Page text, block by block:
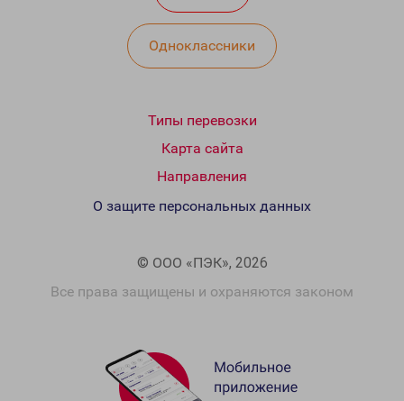
Одноклассники
Типы перевозки
Карта сайта
Направления
© ООО «ПЭК», 2026
Все права защищены и охраняются законом
О защите персональных данных